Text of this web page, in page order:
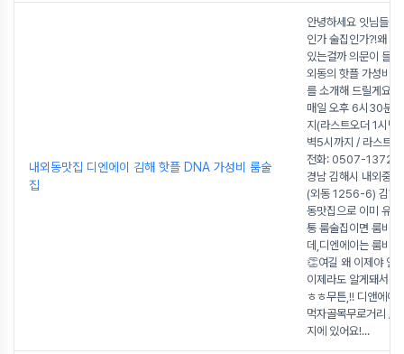
내외동맛집 디엔에이 김해 핫플 DNA 가성비 룸술
집
안녕하세요 잇님들♡
인가 술집인가?!왜 술
있는걸까 의문이 들
외동의 핫플 가성비
를 소개해 드릴게요 :)
매일 오후 6시30분~
지(라스트오더 1시반
벽5시까지 / 라스트
전화: 0507-1372-
경남 김해시 내외중
(외동 1256-6) 김해
동맛집으로 이미 유
통 룸술집이면 룸비
데,디엔에이는 룸비
👏여길 왜 이제야 안
이제라도 알게돼서 다
ㅎㅎ무튼,!! 디앤에이
먹자골목무로거리 /
지에 있어요!...